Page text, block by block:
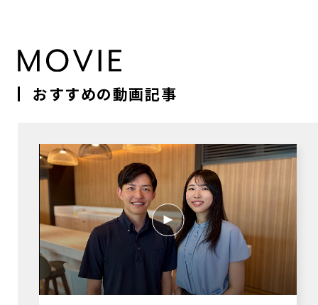
おすすめの動画記事